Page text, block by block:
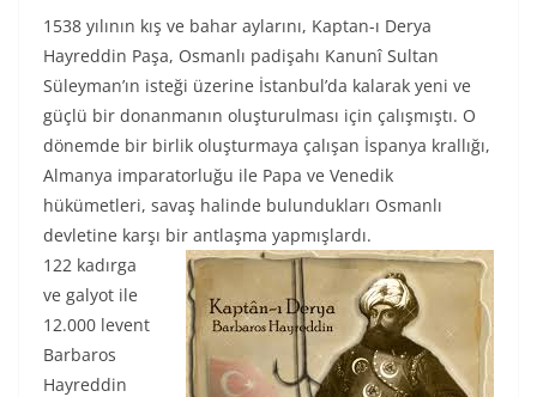
1538 yılının kış ve bahar aylarını, Kaptan-ı Derya
Hayreddin Paşa, Osmanlı padişahı Kanunî Sultan
Süleyman’ın isteği üzerine İstanbul’da kalarak yeni ve
güçlü bir donanmanın oluşturulması için çalışmıştı. O
dönemde bir birlik oluşturmaya çalışan İspanya krallığı,
Almanya imparatorluğu ile Papa ve Venedik
hükümetleri, savaş halinde bulundukları Osmanlı
devletine karşı bir antlaşma yapmışlardı.
122 kadırga
ve galyot ile
12.000 levent
Barbaros
Hayreddin